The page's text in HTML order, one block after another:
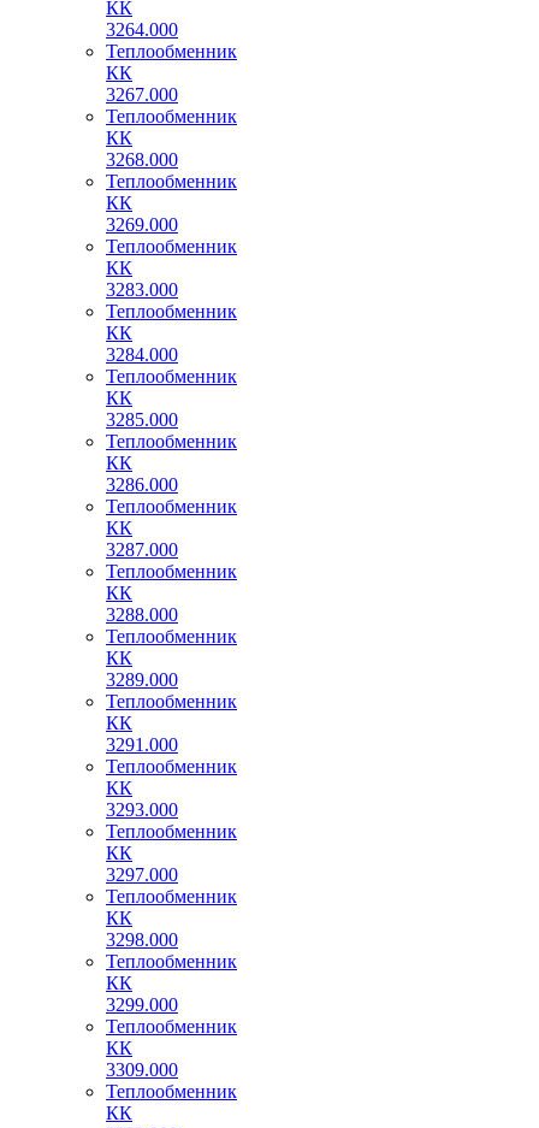
КК
3264.000
Теплообменник
КК
3267.000
Теплообменник
КК
3268.000
Теплообменник
КК
3269.000
Теплообменник
КК
3283.000
Теплообменник
КК
3284.000
Теплообменник
КК
3285.000
Теплообменник
КК
3286.000
Теплообменник
КК
3287.000
Теплообменник
КК
3288.000
Теплообменник
КК
3289.000
Теплообменник
КК
3291.000
Теплообменник
КК
3293.000
Теплообменник
КК
3297.000
Теплообменник
КК
3298.000
Теплообменник
КК
3299.000
Теплообменник
КК
3309.000
Теплообменник
КК